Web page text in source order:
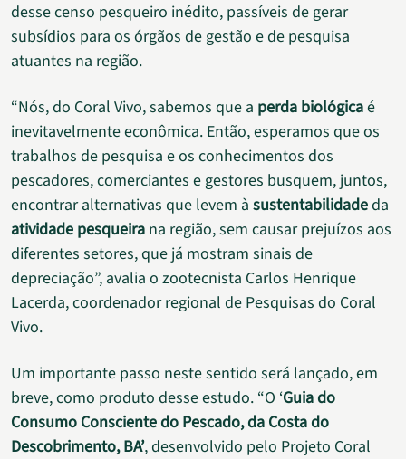
desse censo pesqueiro inédito, passíveis de gerar
subsídios para os órgãos de gestão e de pesquisa
atuantes na região.
“Nós, do Coral Vivo, sabemos que a perda biológicaé
inevitavelmente econômica. Então, esperamos que os
trabalhos de pesquisa e os conhecimentos dos
pescadores, comerciantes e gestores busquem, juntos,
encontrar alternativas que levem à sustentabilidadeda
atividade pesqueira na região, sem causar prejuízos aos
diferentes setores, que já mostram sinais de
depreciação”, avalia o zootecnista Carlos Henrique
Lacerda, coordenador regional de Pesquisas do Coral
Vivo.
Um importante passo neste sentido será lançado, em
breve, como produto desse estudo. “O ‘Guia do
Consumo Consciente do Pescado, da Costa do
Descobrimento, BA’, desenvolvido pelo Projeto Coral